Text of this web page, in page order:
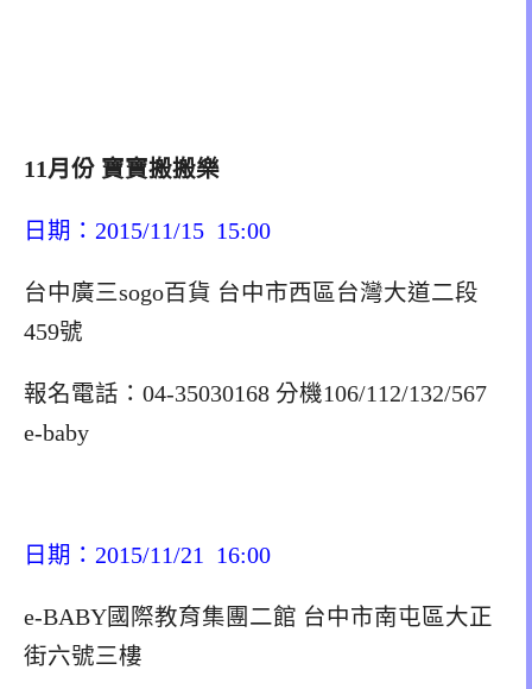
11月份 寶寶搬搬樂
日期：2015/11/15 15:00
台中廣三sogo百貨 台中市西區台灣大道二段
459號
報名電話：04-35030168 分機106/112/132/567
e-baby
日期：2015/11/21 16:00
e-BABY國際教育集團二館 台中市南屯區大正
街六號三樓